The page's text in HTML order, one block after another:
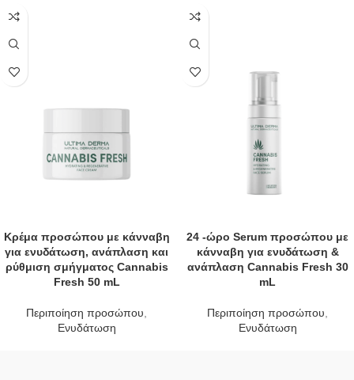
Κρέμα προσώπου με κάνναβη
για ενυδάτωση, ανάπλαση και
ρύθμιση σμήγματος Cannabis
Fresh 50 mL
Περιποίηση προσώπου
Ενυδάτωση
24 -ώρο Serum προσώπου με
κάνναβη για ενυδάτωση &
ανάπλαση Cannabis Fresh 30
mL
Περιποίηση προσώπου
Ενυδάτωση